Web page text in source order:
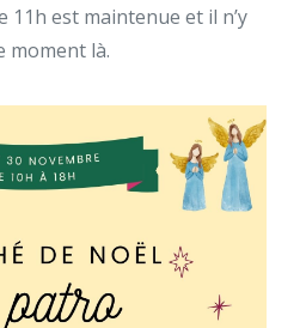
11h est maintenue et il n’y
moment là.